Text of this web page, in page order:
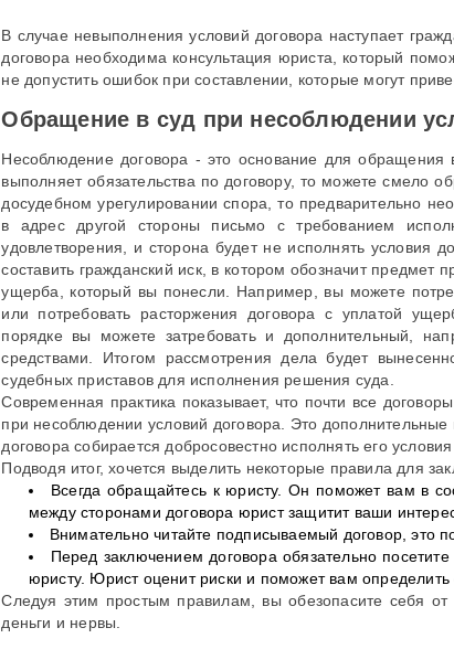
В случае невыполнения условий договора наступает
договора необходима консультация юриста, который
не допустить ошибок при составлении, которые могут
Обращение в суд при несоблюдении
Несоблюдение договора - это основание для обращения
выполняет обязательства по договору, то можете смело
досудебном урегулировании спора, то предварительно
в адрес другой стороны письмо с требованием
удовлетворения, и сторона будет не исполнять условия
составить гражданский иск, в котором обозначит
ущерба, который вы понесли. Например, вы можете
или потребовать расторжения договора с уплатой
порядке вы можете затребовать и дополнительный,
средствами. Итогом рассмотрения дела будет
судебных приставов для исполнения решения суда.
Современная практика показывает, что почти все
при несоблюдении условий договора. Это
договора собирается добросовестно исполнять его
Подводя итог, хочется выделить некоторые правила для
Всегда обращайтесь к юристу. Он поможет вам в
между сторонами договора юрист защитит ваши
Внимательно читайте подписываемый договор, это
Перед заключением договора обязательно
юристу. Юрист оценит риски и поможет вам определить
Следуя этим простым правилам, вы обезопасите себя от
деньги и нервы.